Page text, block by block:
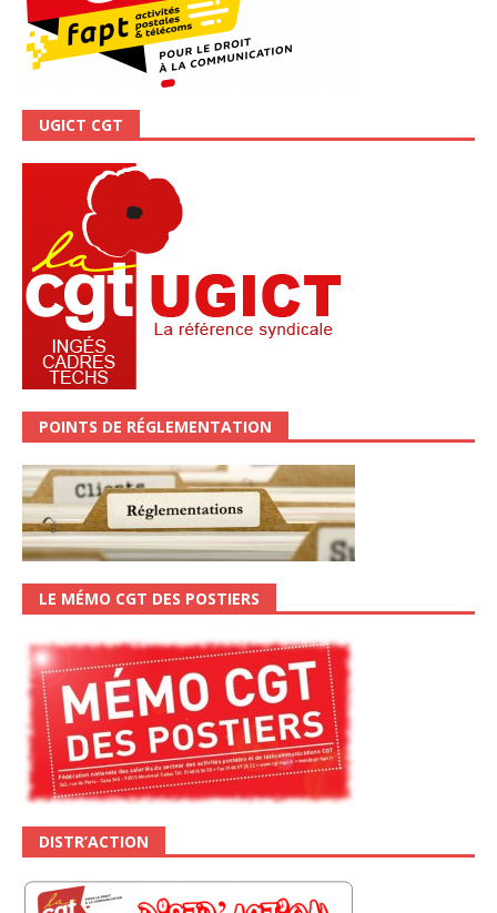
UGICT CGT
POINTS DE RÉGLEMENTATION
LE MÉMO CGT DES POSTIERS
DISTR’ACTION